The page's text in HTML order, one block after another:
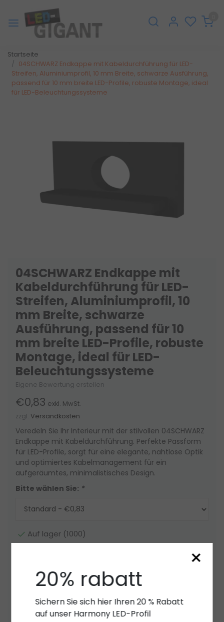
Startseite
04SCHWARZ Endkappe mit Kabeldurchführung für LED-
Streifen, Aluminiumprofil, 10 mm Breite, schwarze Ausführung,
passend für 10 mm breite LED-Profile, robuste Montage, ideal
für LED-Beleuchtungssysteme
04SCHWARZ Endkappe mit
Kabeldurchführung für LED-
Streifen, Aluminiumprofil, 10
mm Breite, schwarze
Ausführung, passend für 10
mm breite LED-Profile, robuste
Montage, ideal für LED-
Beleuchtungssysteme
Eigene Bewertung erstellen
€0,83 exkl. MwSt.
zzgl. Versandkosten
Veredeln Sie Ihr Interieur mit der stilvollen 04SCHWARZ
Endkappe mit Kabeldurchführung. Perfekte Passform
für LED-Profile, sorgt für eine elegante, nahtlose Optik
und optimiertes Kabelmanagement für ein
aufgeräumtes, minimalistisches Design.
Bitte wählen Sie: *
Auf lager (1000)
Zum Warenkorb hinzufügen
Angebot
×
20% rabatt
Sichern Sie sich hier Ihren 20 % Rabatt
auf unser Harmony LED-Profil